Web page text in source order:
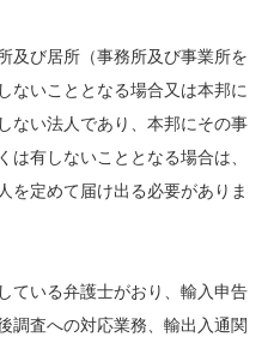
及び居所（事務所及び事業所を
ないこととなる場合又は本邦に
ない法人であり、本邦にその事
有しないこととなる場合は、
を定めて届け出る必要がありま
ている弁護士がおり、輸入申告
調査への対応業務、輸出入通関